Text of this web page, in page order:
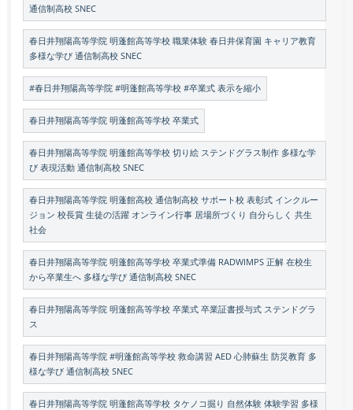
通信制高校 SNEC
春日井翔陽高等学院 明蓬館高等学校 職業体験 春日井保育園 キャリア教育
多様な学び 通信制高校 SNEC
#春日井翔陽高等学院 #明蓬館高等学校 #卒業式 表示を縮小
春日井翔陽高等学院 明蓬館高等学校 卒業式
春日井翔陽高等学院 明蓬館高等学校 切り絵 ステンドグラス制作 多様な学
び 表現活動 通信制高校 SNEC
春日井翔陽高等学院 明蓬館高校 通信制高校 サポート校 表彰式 インクルー
ジョン 校長賞 生徒の活躍 オンライン行事 居場所づくり 自分らしく 共生
社会
春日井翔陽高等学院 明蓬館高等学校 卒業式準備 RADWIMPS 正解 在校生
から卒業生へ 多様な学び 通信制高校 SNEC
春日井翔陽高等学院 明蓬館高等学校 卒業式 卒業証書授与式 ステンドグラ
ス
春日井翔陽高等学院 #明蓬館高等学校 救命講習 AED 心肺蘇生 防災教育 多
様な学び 通信制高校 SNEC
春日井翔陽高等学院 明蓬館高等学校 タケノコ掘り 自然体験 体験学習 多様